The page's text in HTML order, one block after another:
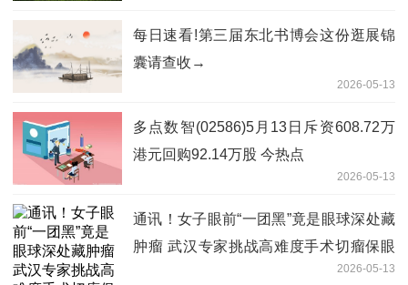
每日速看!第三届东北书博会这份逛展锦
囊请查收→
2026-05-13
多点数智(02586)5月13日斥资608.72万
港元回购92.14万股 今热点
2026-05-13
通讯！女子眼前“一团黑”竟是眼球深处藏
肿瘤 武汉专家挑战高难度手术切瘤保眼
2026-05-13